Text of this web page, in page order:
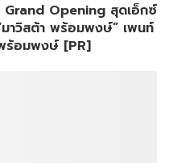
Grand Opening สุดเอ็กซ์
าวิสต้า พร้อมพงษ์” เพนท์
ร้อมพงษ์ [PR]